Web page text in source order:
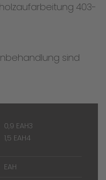
403-
sind
0,9 EAH3
1,5 EAH4
EAH